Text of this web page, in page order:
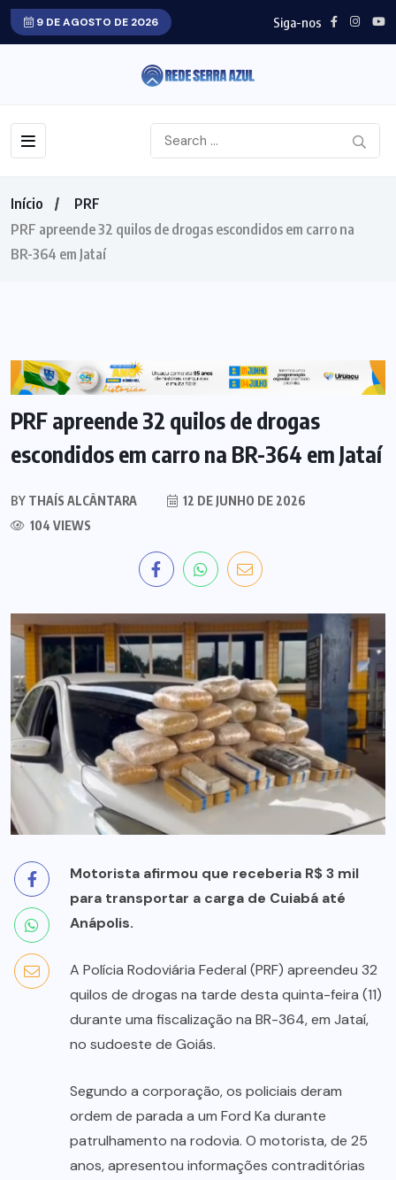
9 DE AGOSTO DE 2026 Siga-nos
Início
PRF
PRF apreende 32 quilos de drogas escondidos em carro na
BR-364 em Jataí
PRF GOIÁS
PRF apreende 32 quilos de drogas
escondidos em carro na BR-364 em Jataí
BY THAÍS ALCÂNTARA
12 DE JUNHO DE 2026
104 VIEWS
Motorista afirmou que receberia R$ 3 mil
para transportar a carga de Cuiabá até
Anápolis.
A Polícia Rodoviária Federal (PRF) apreendeu 32
quilos de drogas na tarde desta quinta-feira (11)
durante uma fiscalização na BR-364, em Jataí,
no sudoeste de Goiás.
Segundo a corporação, os policiais deram
ordem de parada a um Ford Ka durante
patrulhamento na rodovia. O motorista, de 25
anos, apresentou informações contraditórias